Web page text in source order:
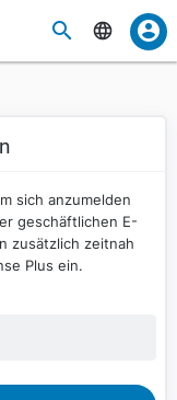
sich anzumelden
geschäftlichen E-
zusätzlich zeitnah
Plus ein.